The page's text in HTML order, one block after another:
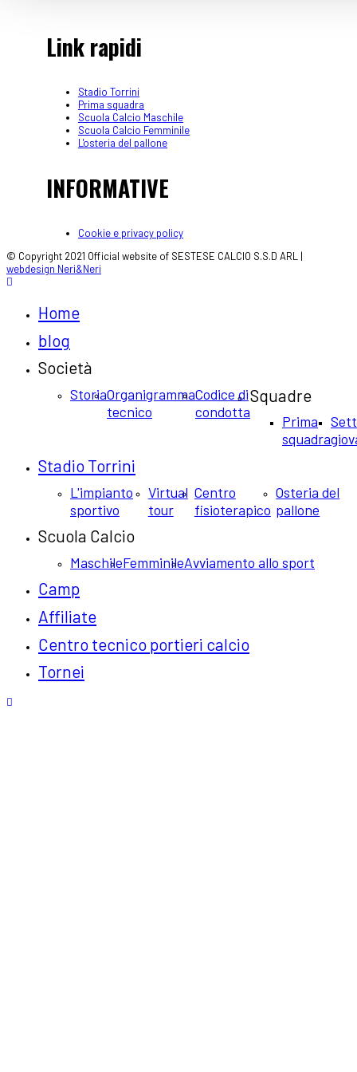
Link rapidi
Stadio Torrini
Prima squadra
Scuola Calcio Maschile
Scuola Calcio Femminile
L'osteria del pallone
INFORMATIVE
Cookie e privacy policy
© Copyright 2021 Official website of SESTESE CALCIO S.S.D ARL |
webdesign Neri&Neri
Home
blog
Società
StoriaOrganigramma
tecnico
Codice di
condotta
Squadre
Prima
squadra
Stadio Torrini
L'impianto
sportivo
Virtual
tour
Centro
fisioterapico
Osteria del
pallone
Scuola Calcio
MaschileFemminileAvviamento allo sport
Camp
Affiliate
Centro tecnico portieri calcio
Tornei